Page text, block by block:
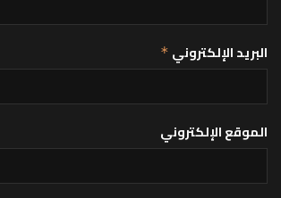
البريد الإلكتروني *
الموقع الإلكتروني